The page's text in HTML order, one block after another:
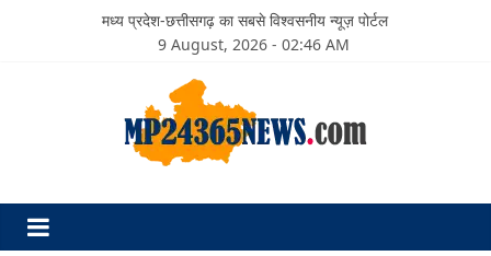
मध्य प्रदेश-छत्तीसगढ़ का सबसे विश्वसनीय न्यूज़ पोर्टल
9 August, 2026 - 02:46 AM